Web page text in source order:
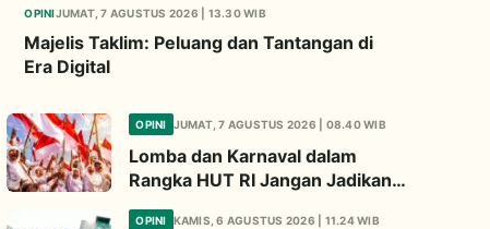
OPINIJUMAT, 7 AGUSTUS 2026 | 13.30 WIB
Majelis Taklim: Peluang dan Tantangan di
Era Digital
OPINI JUMAT, 7 AGUSTUS 2026 | 08.40 WIB
Lomba dan Karnaval dalam
Rangka HUT RI Jangan Jadikan
Ajang Judi dan Kampanye LGBT
OPINI KAMIS, 6 AGUSTUS 2026 | 11.24 WIB